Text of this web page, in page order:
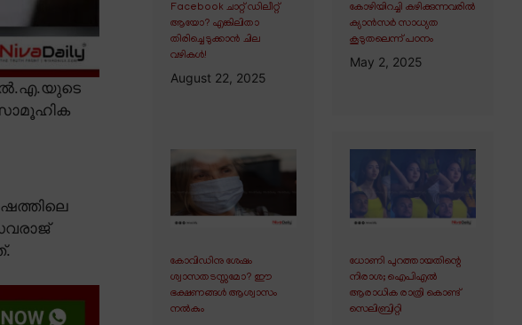
Facebook ചാറ്റ് ഡിലീറ്റ്
ആയോ? എങ്കിലിതാ
തിരിച്ചെടുക്കാൻ ചില
വഴികൾ!
August 22, 2025
കോഴിയിറച്ചി കഴിക്കുന്നവരിൽ
ക്യാൻസർ സാധ്യത
കൂടുതലെന്ന് പഠനം
May 2, 2025
കോവിഡിനു ശേഷം
ശ്വാസതടസ്സമോ? ഈ
ഭക്ഷണങ്ങൾ ആശ്വാസം
നൽകും
ധോണി പുറത്തായതിന്റെ
നിരാശ; ഐപിഎൽ
ആരാധിക രാത്രി കൊണ്ട്
സെലിബ്രിറ്റി